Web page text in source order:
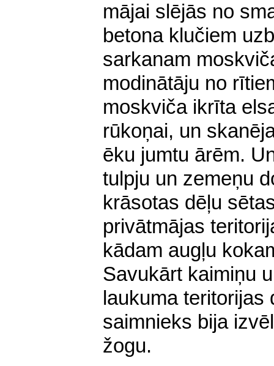
mājai slējās no
betona klučiem
sarkanam
modinātāju no
moskviča ikrīta
rūkoņai, un
ēku jumtu ārēm.
tul­pju un zemeņu
krāsotas dēļu
privātmājas
kādam augļu
Savukārt kaimiņu
laukuma
saimnieks bija
žogu.